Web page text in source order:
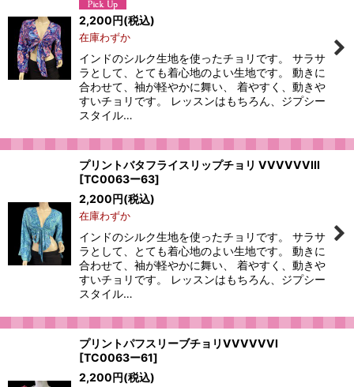
2,200円(税込)
在庫わずか
インドのシルク生地を使ったチョリです。 サラサ
ラとして、とても着心地のよい生地です。 動きに
合わせて、袖が軽やかに舞い、 着やすく、動きや
すいチョリです。 レッスンはもちろん、ジプシー
スタイル…
プリントバタフライスリップチョリ VVVVVVIII
[TC0063ー63]
2,200円(税込)
在庫わずか
インドのシルク生地を使ったチョリです。 サラサ
ラとして、とても着心地のよい生地です。 動きに
合わせて、袖が軽やかに舞い、 着やすく、動きや
すいチョリです。 レッスンはもちろん、ジプシー
スタイル…
プリントパフスリーブチョリVVVVVVI
[TC0063ー61]
2,200円(税込)